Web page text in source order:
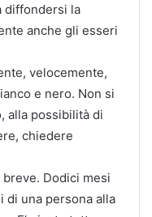
diffondersi la
anche gli esseri
velocemente,
e nero. Non si
alla possibilità di
chiedere
Dodici mesi
di una persona alla